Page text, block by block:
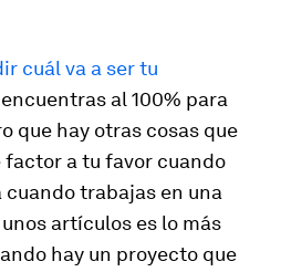
cuál va a ser tu
al 100% para
que hay otras cosas que
a tu favor cuando
trabajas en una
artículos es lo más
hay un proyecto que